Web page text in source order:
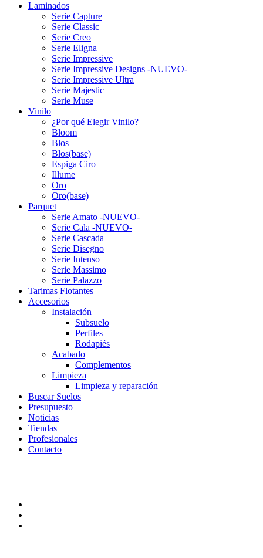
Laminados
Serie Capture
Serie Classic
Serie Creo
Serie Eligna
Serie Impressive
Serie Impressive Designs -NUEVO-
Serie Impressive Ultra
Serie Majestic
Serie Muse
Vinilo
¿Por qué Elegir Vinilo?
Bloom
Blos
Blos(base)
Espiga Ciro
Illume
Oro
Oro(base)
Parquet
Serie Amato -NUEVO-
Serie Cala -NUEVO-
Serie Cascada
Serie Disegno
Serie Intenso
Serie Massimo
Serie Palazzo
Tarimas Flotantes
Accesorios
Instalación
Subsuelo
Perfiles
Rodapiés
Acabado
Complementos
Limpieza
Limpieza y reparación
Buscar Suelos
Presupuesto
Noticias
Tiendas
Profesionales
Contacto